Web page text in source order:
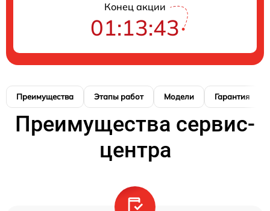
Конец акции
01:13:42
Преимущества Этапы работ Модели Гарантия
Преимущества сервис-
центра